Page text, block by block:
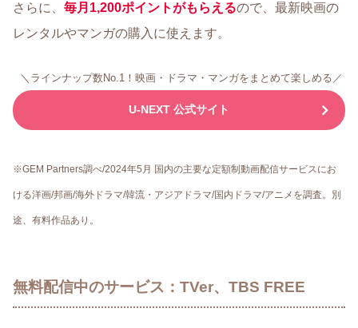
さらに、 毎⽉1,200ポイントがもらえるので、最新映画の
レンタルやマンガの購⼊に使えます。
＼ラインナップ数No.1！映画・ドラマ・マンガをまとめて楽しめる／
U-NEXT 公式サイト
※GEM Partners調べ/2024年5⽉ 国内の主要な定額制動画配信サービスにお
ける洋画/邦画/海外ドラマ/韓流・アジアドラマ/国内ドラマ/アニメを調査。別
途、有料作品あり。
無料配信中のサービス：TVer、TBS FREE